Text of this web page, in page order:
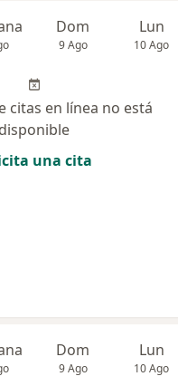
Dom
9 Ago
Lun
10 Ago
citas en línea no está
disponible
una cita
Dom
9 Ago
Lun
10 Ago